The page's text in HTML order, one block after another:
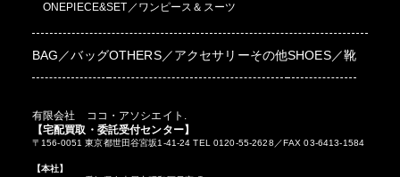
ONEPIECE&SET／ワンピース＆スーツ
BAG／バッグOTHERS／アクセサリーその他SHOES／靴
有限会社 ココ・アソシエイト.
【宅配買取・委託受付センター】
〒156-0051 東京都世田谷宮坂1-41-24 TEL 0120-55-2628／FAX 03-6413-1584
【本社】